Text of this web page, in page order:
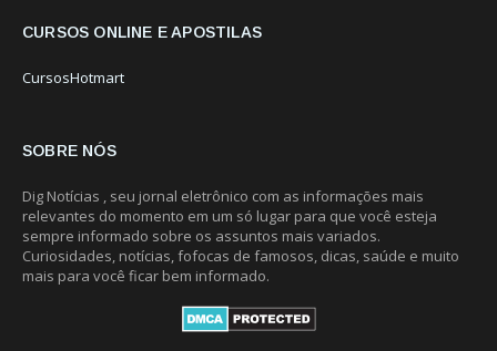
CURSOS ONLINE E APOSTILAS
CursosHotmart
SOBRE NÓS
Dig Notícias , seu jornal eletrônico com as informações mais
relevantes do momento em um só lugar para que você esteja
sempre informado sobre os assuntos mais variados.
Curiosidades, notícias, fofocas de famosos, dicas, saúde e muito
mais para você ficar bem informado.